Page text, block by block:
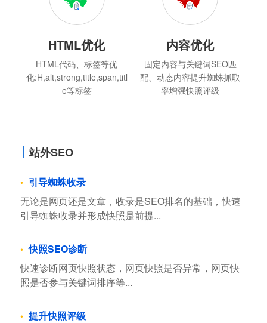
HTML优化
HTML代码、标签等优
化:H,alt,strong,title,span,titl
e等标签
内容优化
固定内容与关键词SEO匹
配、动态内容提升蜘蛛抓取
率增强快照评级
站外SEO
引导蜘蛛收录
无论是网页还是文章，收录是SEO排名的基础，快速
引导蜘蛛收录并形成快照是前提...
快照SEO诊断
快速诊断网页快照状态，网页快照是否异常，网页快
照是否参与关键词排序等...
提升快照评级